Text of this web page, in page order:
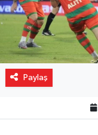
Paylaş
Turizm